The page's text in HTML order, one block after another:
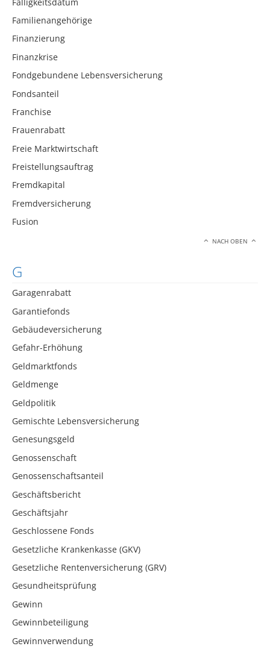
Familienangehörige
Finanzierung
Finanzkrise
Fondgebundene Lebensversicherung
Fondsanteil
Franchise
Frauenrabatt
Freie Marktwirtschaft
Freistellungsauftrag
Fremdkapital
Fremdversicherung
Fusion
NACH OBEN
G
Garagenrabatt
Garantiefonds
Gebäudeversicherung
Gefahr-Erhöhung
Geldmarktfonds
Geldmenge
Geldpolitik
Gemischte Lebensversicherung
Genesungsgeld
Genossenschaft
Genossenschaftsanteil
Geschäftsbericht
Geschäftsjahr
Geschlossene Fonds
Gesetzliche Krankenkasse (GKV)
Gesetzliche Rentenversicherung (GRV)
Gesundheitsprüfung
Gewinn
Gewinnbeteiligung
Gewinnverwendung